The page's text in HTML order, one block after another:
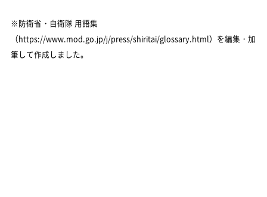
※防衛省・自衛隊 用語集
（https://www.mod.go.jp/j/press/shiritai/glossary.html）を編集・加
筆して作成しました。